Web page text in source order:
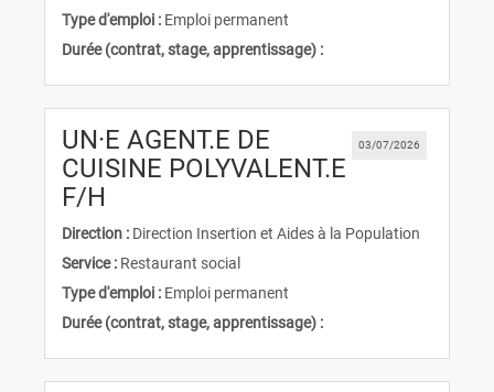
Type d'emploi : Emploi permanent
Durée (contrat, stage, apprentissage) :
03/07/2026
UN·E AGENT.E DE
CUISINE POLYVALENT.E
F/H
Direction : Direction Insertion et Aides à la Population
Service : Restaurant social
Type d'emploi : Emploi permanent
Durée (contrat, stage, apprentissage) :